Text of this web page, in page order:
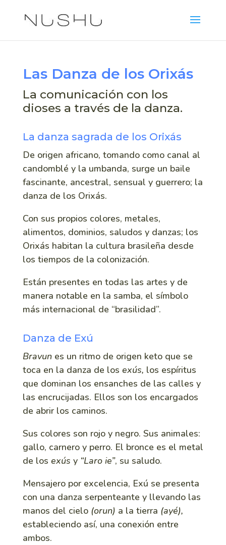
Las Danza de los Orixás
La comunicación con los
dioses a través de la danza.
La danza sagrada de los Orixás
De origen africano, tomando como canal al
candomblé y la umbanda, surge un baile
fascinante, ancestral, sensual y guerrero; la
danza de los Orixás.
Con sus propios colores, metales,
alimentos, dominios, saludos y danzas; los
Orixás habitan la cultura brasileña desde
los tiempos de la colonización.
Están presentes en todas las artes y de
manera notable en la samba, el símbolo
más internacional de “brasilidad”.
Danza de Exú
Bravunes un ritmo de origen keto que se
toca en la danza de los exús, los espíritus
que dominan los ensanches de las calles y
las encrucijadas. Ellos son los encargados
de abrir los caminos.
Sus colores son rojo y negro. Sus animales:
gallo, carnero y perro. El bronce es el metal
de los exús y “Laro ie”, su saludo.
Mensajero por excelencia, Exú se presenta
con una danza serpenteante y llevando las
manos del cielo (orun) a la tierra (ayé),
estableciendo así, una conexión entre
ambos.